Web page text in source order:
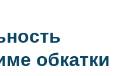
обкатки